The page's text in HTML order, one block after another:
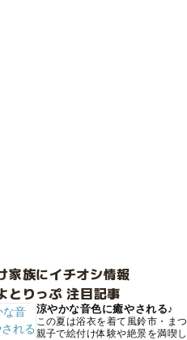
家族にイチオシ情報
とりっぷ 注目記事
涼やかな音色に癒やされる♪
この夏は浴衣を着て風鈴市・まつ
親子で絵付け体験や絶景を満喫し